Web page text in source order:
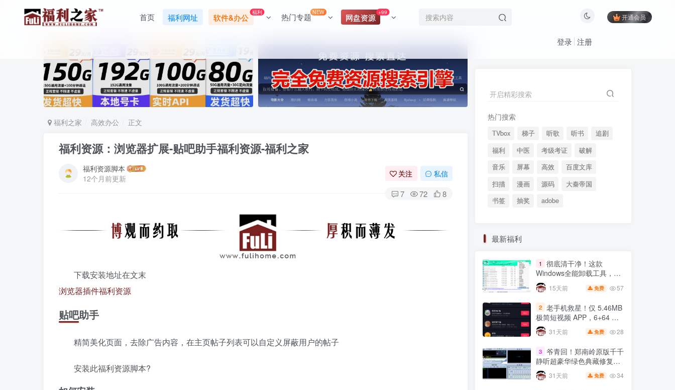
首页 福利网址 软件&办公
福利 热门专题NEW
网盘资源
+99
开通会员
登录 注册
福利之家 高效办公 正文
福利资源：浏览器扩展-贴吧助手福利资源-福利之家
福利资源脚本
12个月前更新
关注 私信
7 72 8
下载安装地址在文末
浏览器插件福利资源
贴吧助手
精简美化页面，去除广告内容，在主页帖子列表可以自定义屏蔽用户的帖子
安装此福利资源脚本?
开启精彩搜索
热门搜索
TVbox 梯子 听歌 听书
追剧
福利
中医 考级考证
破解
音乐
屏幕 高效
百度文库
扫描
漫画 源码
大秦帝国
书签
抽奖 adobe
最新福利
1
彻底清干净！这款
Windows全能卸载工具，注
册表残留一键根除
15天前 免费 57
2 老手机救星！仅 5.46MB
极简短视频 APP，6+64 小
米 8 实测丝滑不卡顿
31天前 免费 28
3 爷青回！郑南岭原版千千
静听超豪华绿色典藏修复
版，无损音质拉满🔥
31天前 免费 34
承接建站周边相关业务
热门搜索
TVbox 梯子 听歌 听书
福利
中医 考级考证
1 彻底清干净！这款
Windows全能卸载工具，注
册表残留一键根除
15天前 免费 57
2 老手机救星！仅 5.46MB
极简短视频 APP，6+64 小
米 8 实测丝滑不卡顿
31天前 免费 28